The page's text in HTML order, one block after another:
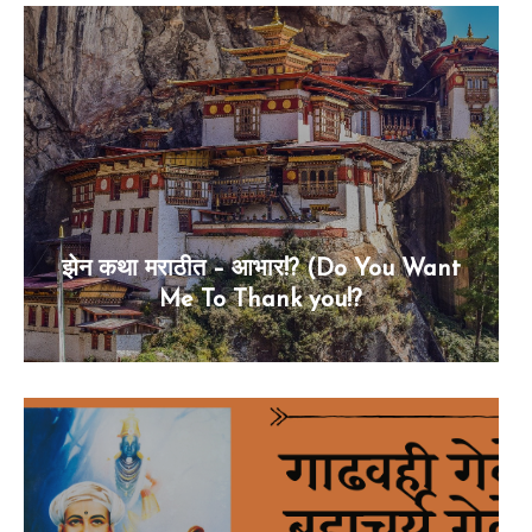
झेन कथा मराठीत – आभार!? (Do You Want
Me To Thank you!?